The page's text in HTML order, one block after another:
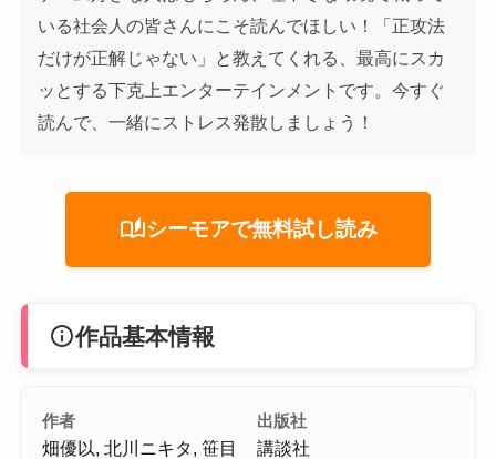
いる社会人の皆さんにこそ読んでほしい！「正攻法
だけが正解じゃない」と教えてくれる、最高にスカ
ッとする下克上エンターテインメントです。今すぐ
読んで、一緒にストレス発散しましょう！
auto_storiesシーモアで無料試し読み
info作品基本情報
作者
畑優以, 北川ニキタ, 笹目
出版社
講談社